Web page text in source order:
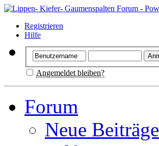
Registrieren
Hilfe
Angemeldet bleiben?
Forum
Neue Beiträge